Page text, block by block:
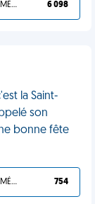
TU L'AS BIEN MÉRITÉ 6 098
la Saint-
son
bonne fête
TU L'AS BIEN MÉRITÉ 754